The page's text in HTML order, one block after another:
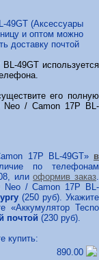
49GT (Аксессуары
и оптом можно
доставку почтой
49GT используется
его полную
Neo / Camon 17P BL-
17P BL-49GT» в
по телефонам
илиоформив заказ
Neo / Camon 17P BL-
(250 руб). Укажите
«Аккумулятор Tecno
почтой (230 руб).
купить:
890.00